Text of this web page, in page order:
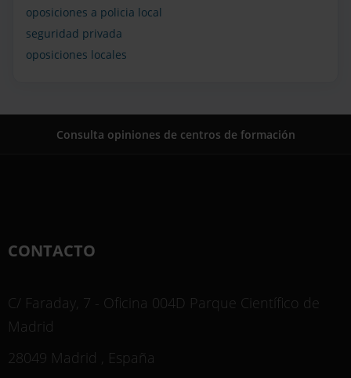
oposiciones a policia local
seguridad privada
oposiciones locales
Consulta opiniones de centros de formación
CONTACTO
C/ Faraday, 7 - Oficina 004D Parque Científico de
Madrid
28049 Madrid , España